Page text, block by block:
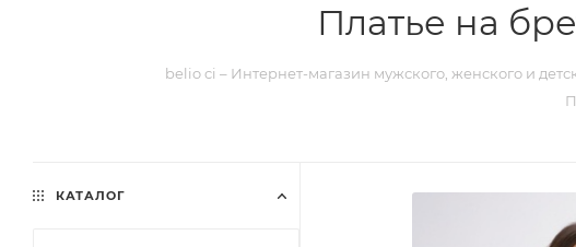
Платье на
belio ci – Интернет-магазин мужского, женского и
КАТАЛОГ